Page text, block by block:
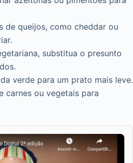
de queijos, como cheddar ou
substitua o presunto
verde para um prato mais leve.
carnes ou vegetais para